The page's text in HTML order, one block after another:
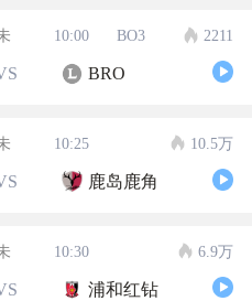
10:00 BO3 2211
BRO
10:25 10.5万
鹿岛鹿角
10:30 6.9万
浦和红钻